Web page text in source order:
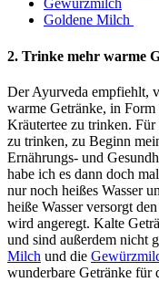
Gewürzmilch
Goldene Milch
2. Trinke mehr warme
Der Ayurveda empfiehlt,
warme Getränke, in Form
Kräutertee zu trinken.
zu trinken, zu Beginn
Ernährungs- und
habe ich es dann doch
nur noch heißes Wasser
heiße Wasser versorgt
wird angeregt. Kalte
und sind außerdem nicht
Milch und die
wunderbare Getränke für